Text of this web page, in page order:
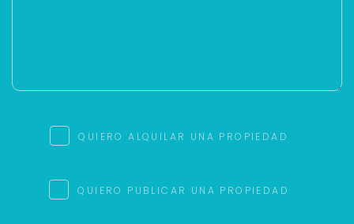
QUIERO ALQUILAR UNA PROPIEDAD
QUIERO PUBLICAR UNA PROPIEDAD